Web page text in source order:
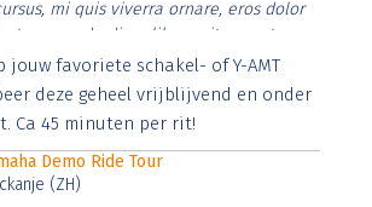
mi quis viverra ornare, eros dolor
ut commodo diam libero vitae erat.
nibh et justo cursus id rutrum lorem
ut sem vitae risus tristique posuere.
favoriete schakel- of Y-AMT
deze geheel vrijblijvend en onder
Ca 45 minuten per rit!
Demo Ride Tour
(ZH)